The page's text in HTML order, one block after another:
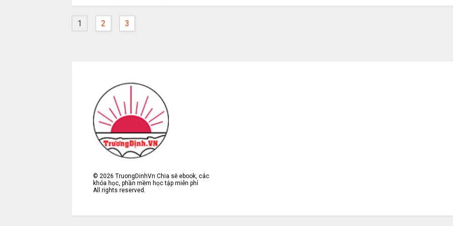
1 2 3
©2026 TruongDinhVn Chia sẽ ebook, các
khóa học, phần mềm học tập miễn phí
All rights reserved.